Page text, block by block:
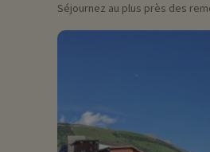
Séjournez au plus près des